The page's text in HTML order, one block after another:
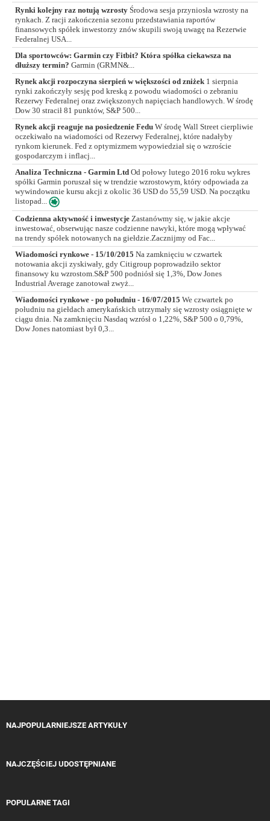
Rynki kolejny raz notują wzrosty Środowa sesja przyniosła wzrosty na
rynkach. Z racji zakończenia sezonu przedstawiania raportów
finansowych spółek inwestorzy znów skupili swoją uwagę na Rezerwie
Federalnej USA...
Dla sportowców: Garmin czy Fitbit? Która spółka ciekawsza na
dłuższy termin? Garmin (GRMN&...
Rynek akcji rozpoczyna sierpień w większości od zniżek 1 sierpnia
rynki zakończyły sesję pod kreską z powodu wiadomości o zebraniu
Rezerwy Federalnej oraz zwiększonych napięciach handlowych. W środę
Dow 30 stracił 81 punktów, S&P 500...
Rynek akcji reaguje na posiedzenie Fedu W środę Wall Street cierpliwie
oczekiwało na wiadomości od Rezerwy Federalnej, które nadałyby
rynkom kierunek. Fed z optymizmem wypowiedział się o wzroście
gospodarczym i inflacj...
Analiza Techniczna - Garmin Ltd Od połowy lutego 2016 roku wykres
spółki Garmin poruszał się w trendzie wzrostowym, który odpowiada za
wywindowanie kursu akcji z okolic 36 USD do 55,59 USD. Na początku
listopad...
Codzienna aktywność i inwestycje Zastanówmy się, w jakie akcje
inwestować, obserwując nasze codzienne nawyki, które mogą wpływać
na trendy spółek notowanych na giełdzie.Zacznijmy od Fac...
Wiadomości rynkowe - 15/10/2015 Na zamknięciu w czwartek
notowania akcji zyskiwały, gdy Citigroup poprowadziło sektor
finansowy ku wzrostom.S&P 500 podniósł się 1,3%, Dow Jones
Industrial Average zanotował zwyż...
Wiadomości rynkowe - po południu - 16/07/2015 We czwartek po
południu na giełdach amerykańskich utrzymały się wzrosty osiągnięte w
ciągu dnia. Na zamknięciu Nasdaq wzrósł o 1,22%, S&P 500 o 0,79%,
Dow Jones natomiast był 0,3...
NAJPOPULARNIEJSZE ARTYKUŁY
NAJCZĘŚCIEJ UDOSTĘPNIANE
POPULARNE TAGI